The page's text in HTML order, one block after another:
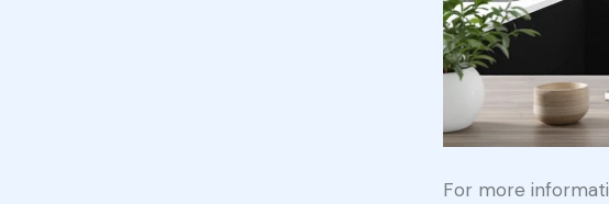
For more